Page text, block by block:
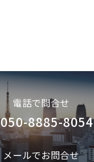
電話で問合せ
050-8885-8054
メールでお問合せ